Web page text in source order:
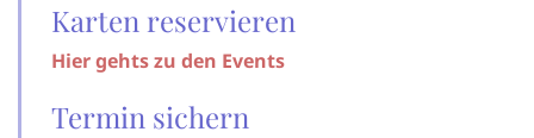
Karten reservieren
Hier gehts zu den Events
Termin sichern